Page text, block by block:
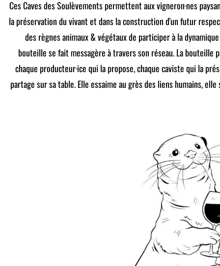
Ces Caves des Soulèvements permettent aux vigneron·nes
la préservation du vivant et dans la construction d'un futur
des règnes animaux & végétaux de participer à la
bouteille se fait messagère à travers son réseau. La bouteille
chaque producteur·ice qui la propose, chaque caviste qui la
partage sur sa table. Elle essaime au grès des liens humains,